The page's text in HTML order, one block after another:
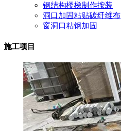
钢结构楼梯制作按装
洞口加固粘贴碳纤维布
窗洞口粘钢加固
施工项目